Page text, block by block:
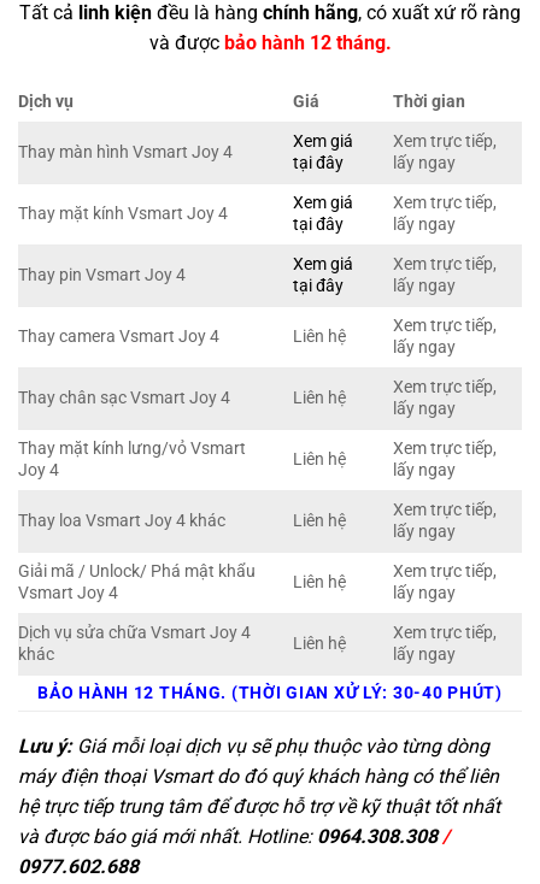
Tất cả linh kiện đều là hàng chính hãng, có xuất xứ rõ ràng
và được bảo hành 12 tháng.
Dịch vụ Giá Thời gian
Thay màn hình Vsmart Joy 4
Xem giá
tại đây
Xem trực tiếp,
lấy ngay
Thay mặt kính Vsmart Joy 4
Xem giá
tại đây
Xem trực tiếp,
lấy ngay
Thay pin Vsmart Joy 4
Xem giá
tại đây
Xem trực tiếp,
lấy ngay
Thay camera Vsmart Joy 4 Liên hệ
Xem trực tiếp,
lấy ngay
Thay chân sạc Vsmart Joy 4 Liên hệ
Xem trực tiếp,
lấy ngay
Thay mặt kính lưng/vỏ Vsmart
Joy 4
Liên hệ
Xem trực tiếp,
lấy ngay
Thay loa Vsmart Joy 4 khác Liên hệ
Xem trực tiếp,
lấy ngay
Giải mã / Unlock/ Phá mật khẩu
Vsmart Joy 4
Liên hệ
Xem trực tiếp,
lấy ngay
Dịch vụ sửa chữa Vsmart Joy 4
khác
Liên hệ
Xem trực tiếp,
lấy ngay
BẢO HÀNH 12 THÁNG. (THỜI GIAN XỬ LÝ: 30-40 PHÚT)
Lưu ý:Giá mỗi loại dịch vụ sẽ phụ thuộc vào từng dòng
máy điện thoại Vsmart do đó quý khách hàng có thể liên
hệ trực tiếp trung tâm để được hỗ trợ về kỹ thuật tốt nhất
và được báo giá mới nhất. Hotline: 0964.308.308/
0977.602.688